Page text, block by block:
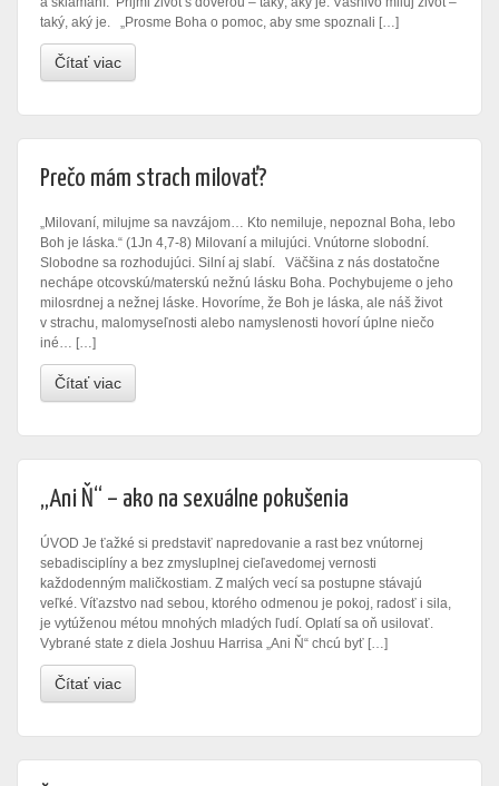
taký, aký je. „Prosme Boha o pomoc, aby sme spoznali […]
Čítať viac
Prečo mám strach milovať?
„Milovaní, milujme sa navzájom… Kto nemiluje, nepoznal Boha, lebo
Boh je láska.“ (1Jn 4,7-8) Milovaní a milujúci. Vnútorne slobodní.
Slobodne sa rozhodujúci. Silní aj slabí. Väčšina z nás dostatočne
nechápe otcovskú/materskú nežnú lásku Boha. Pochybujeme o jeho
milosrdnej a nežnej láske. Hovoríme, že Boh je láska, ale náš život
v strachu, malomyseľnosti alebo namyslenosti hovorí úplne niečo
iné… […]
Čítať viac
„Ani Ň“ – ako na sexuálne pokušenia
ÚVOD Je ťažké si predstaviť napredovanie a rast bez vnútornej
sebadisciplíny a bez zmysluplnej cieľavedomej vernosti
každodenným maličkostiam. Z malých vecí sa postupne stávajú
veľké. Víťazstvo nad sebou, ktorého odmenou je pokoj, radosť i sila,
je vytúženou métou mnohých mladých ľudí. Oplatí sa oň usilovať.
Vybrané state z diela Joshuu Harrisa „Ani Ň“ chcú byť […]
Čítať viac